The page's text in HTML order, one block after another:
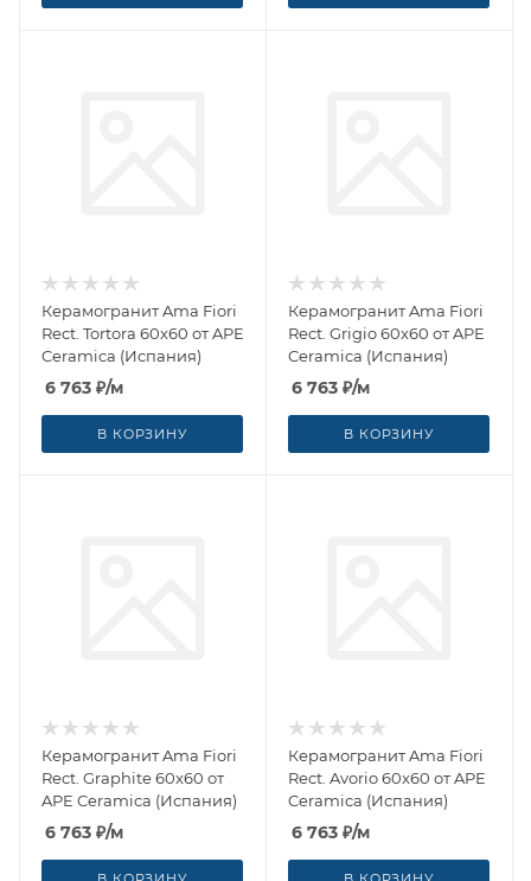
Керамогранит Ama Fiori
Rect. Tortora 60x60 от APE
Ceramica (Испания)
6 763 ₽/м
В КОРЗИНУ
Керамогранит Ama Fiori
Rect. Grigio 60x60 от APE
Ceramica (Испания)
6 763 ₽/м
В КОРЗИНУ
Керамогранит Ama Fiori
Rect. Graphite 60x60 от
APE Ceramica (Испания)
6 763 ₽/м
Керамогранит Ama Fiori
Rect. Avorio 60x60 от APE
Ceramica (Испания)
6 763 ₽/м